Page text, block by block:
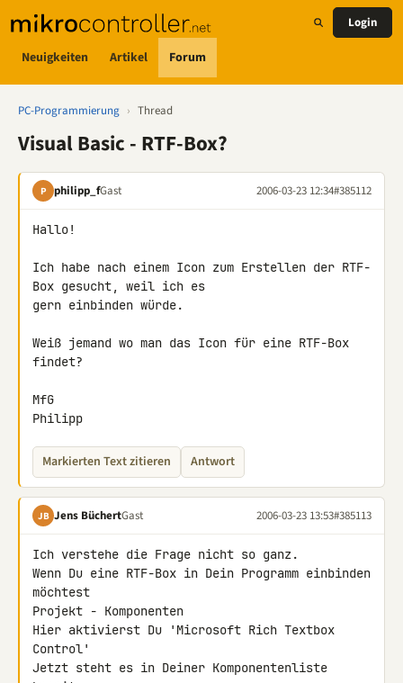
Neuigkeiten Artikel Forum
Login
PC-Programmierung › Thread
Visual Basic - RTF-Box?
P philipp_fGast 2006-03-23 12:34#385112
Hallo!
Ich habe nach einem Icon zum Erstellen der RTF-
Box gesucht, weil ich es
gern einbinden würde.
Weiß jemand wo man das Icon für eine RTF-Box
findet?
MfG
Philipp
Markierten Text zitieren Antwort
JB Jens BüchertGast 2006-03-23 13:53#385113
Ich verstehe die Frage nicht so ganz.
Wenn Du eine RTF-Box in Dein Programm einbinden
möchtest
Projekt - Komponenten
Hier aktivierst Du 'Microsoft Rich Textbox
Control'
Jetzt steht es in Deiner Komponentenliste